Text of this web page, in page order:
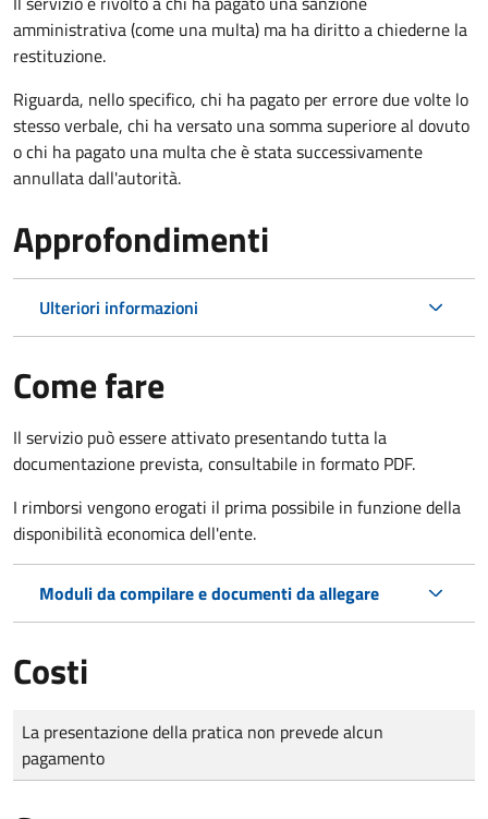
amministrativa (come una multa) ma ha diritto a chiederne la
restituzione.
Riguarda, nello specifico, chi ha pagato per errore due volte lo
stesso verbale, chi ha versato una somma superiore al dovuto
o chi ha pagato una multa che è stata successivamente
annullata dall'autorità.
Approfondimenti
Ulteriori informazioni
Come fare
Il servizio può essere attivato presentando tutta la
documentazione prevista, consultabile in formato PDF.
I rimborsi vengono erogati il prima possibile in funzione della
disponibilità economica dell'ente.
Moduli da compilare e documenti da allegare
Costi
Tipo di pagamento
Importo
La presentazione della pratica non prevede alcun
pagamento